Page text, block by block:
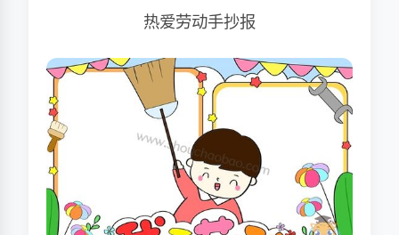
热爱劳动手抄报